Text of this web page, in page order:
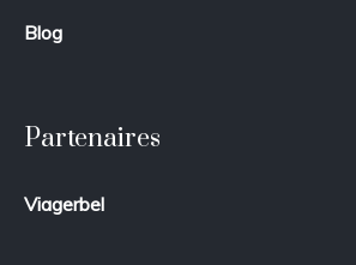
Blog
Partenaires
Viagerbel